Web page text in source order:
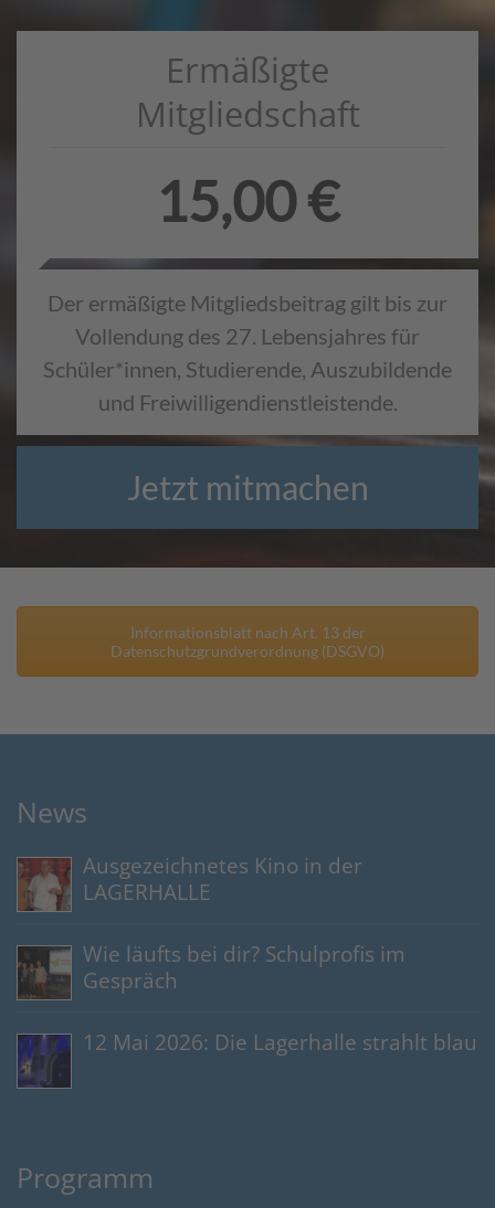
Ermäßigte
Mitgliedschaft
15,00 €
Der ermäßigte Mitgliedsbeitrag gilt bis zur
Vollendung des 27. Lebensjahres für
Schüler*innen, Studierende, Auszubildende
und Freiwilligendienstleistende.
Jetzt mitmachen
Informationsblatt nach Art. 13 der
Datenschutzgrundverordnung (DSGVO)
News
Ausgezeichnetes Kino in der
LAGERHALLE
Wie läufts bei dir? Schulprofis im
Gespräch
12 Mai 2026: Die Lagerhalle strahlt blau
Programm